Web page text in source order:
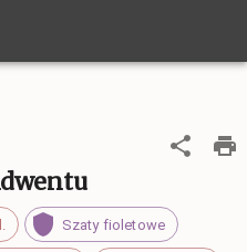
Szaty fioletowe